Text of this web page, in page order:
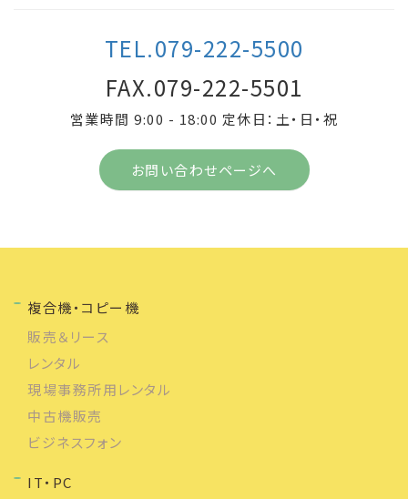
TEL.079-222-5500
FAX.079-222-5501
営業時間 9:00 - 18:00 定休日：土・日・祝
お問い合わせページへ
複合機・コピー機
販売＆リース
レンタル
現場事務所用レンタル
中古機販売
ビジネスフォン
IT・PC